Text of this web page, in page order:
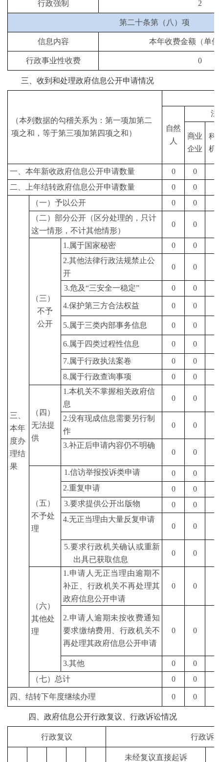
行政强制 2
第二十条第（八）项
信息内容 本年收费金额（单
行政事业性收费 0
三、收到和处理政府信息公开申请情况
（本列数据的勾稽关系为：第一项加第二
项之和，等于第三项加第四项之和）
自然
人
商业
企业
科
机
一、本年新收政府信息公开申请数量 0 0
二、上年结转政府信息公开申请数量
0 0
三、
本年
度办
理结
果
（一）予以公开 0 0
（二）部分公开（区分处理的，只计
这一情形，不计其他情形）
0 0
（三）
不予
公开
1.属于国家秘密 0 0
2.其他法律行政法规禁止公
开
0 0
3.危及“三安全一稳定” 0 0
4.保护第三方合法权益 0 0
5.属于三类内部事务信息 0 0
6.属于四类过程性信息 0 0
7.属于行政执法案卷 0 0
8.属于行政查询事项 0 0
（四）
无法提
供
1.本机关不掌握相关政府信
息
0 0
2.没有现成信息需要另行制
作
0 0
3.补正后申请内容仍不明确
0
0
（五）
不予处
理
1.信访举报投诉类申请 0 0
2.重复申请 0 0
3.要求提供公开出版物 0 0
4.无正当理由大量反复申请
0
0
5.要求行政机关确认或重新
出具已获取信息
0 0
（六）
其他处
理
1.申请人无正当理由逾期不
补正、行政机关不再处理其
政府信息公开申请
0 0
2.申请人逾期未按收费通知
要求缴纳费用、行政机关不
再处理其政府信息公开申请
0 0
3.其他 0 0
（七）总计
0 0
四、结转下年度继续办理 0 0
四、政府信息公开行政复议、行政诉讼情况
行政复议 行政诉
未经复议直接起诉